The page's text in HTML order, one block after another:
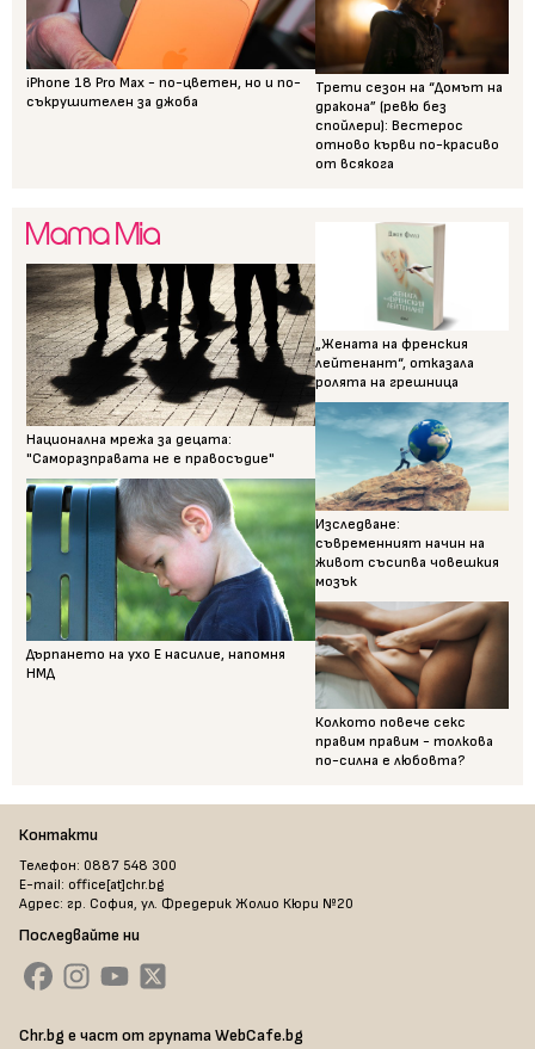
iPhone 18 Pro Max - по-цветен, но и по-
съкрушителен за джоба
Трети сезон на “Домът на
дракона” (ревю без
спойлери): Вестерос
отново кърви по-красиво
от всякога
Национална мрежа за децата:
"Саморазправата не е правосъдие"
Дърпането на ухо Е насилие, напомня
НМД
„Жената на френския
лейтенант“, отказала
ролята на грешница
Изследване:
съвременният начин на
живот съсипва човешкия
мозък
Колкото повече секс
правим правим - толкова
по-силна е любовта?
Контакти
Телефон: 0887 548 300
E-mail: office[at]chr.bg
Адрес: гр. София, ул. Фредерик Жолио Кюри №20
Последвайте ни
Chr.bg е част от групата WebCafe.bg